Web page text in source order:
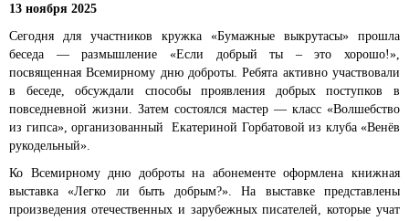
13 ноября 2025
Сегодня для участников кружка «Бумажные выкрутасы» прошла
беседа — размышление «Если добрый ты – это хорошо!»,
посвященная Всемирному дню доброты. Ребята активно участвовали
в беседе, обсуждали способы проявления добрых поступков в
повседневной жизни. Затем состоялся мастер — класс «Волшебство
из гипса», организованный Екатериной Горбатовой из клуба «Венёв
рукодельный».
Ко Всемирному дню доброты на абонементе оформлена книжная
выставка «Легко ли быть добрым?». На выставке представлены
произведения отечественных и зарубежных писателей, которые учат